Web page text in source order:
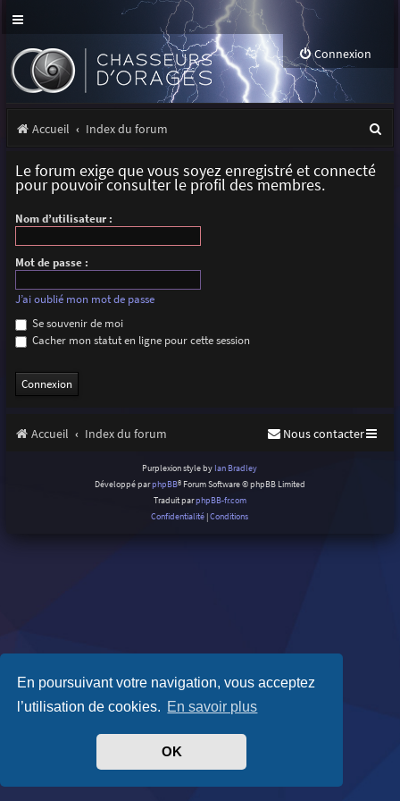
En poursuivant votre navigation, vous acceptez
l’utilisation de cookies. En savoir plus
OK
Connexion
Accueil Index du forum
Le forum exige que vous soyez enregistré et connecté
pour pouvoir consulter le profil des membres.
Nom d’utilisateur :
Mot de passe :
J’ai oublié mon mot de passe
Se souvenir de moi
Cacher mon statut en ligne pour cette session
Accueil Index du forum Nous contacter
Purplexion style by Ian Bradley
Développé parphpBB® Forum Software © phpBB Limited
Traduit parphpBB-fr.com
Confidentialité |Conditions